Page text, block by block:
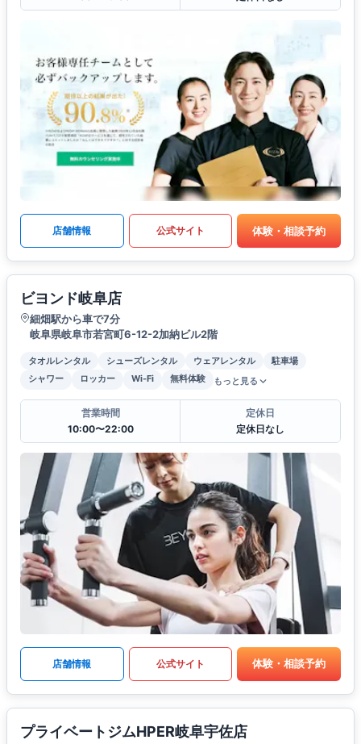
店舗情報 公式サイト 体験・相談予約
ビヨンド岐阜店
細畑駅から車で7分
岐阜県岐阜市若宮町6-12-2加納ビル2階
タオルレンタル シューズレンタル ウェアレンタル
駐車場
シャワー
ロッカー Wi-Fi 無料体験 もっと見る
営業時間
10:00〜22:00
定休日
定休日なし
店舗情報 公式サイト 体験・相談予約
プライベートジムHPER岐阜宇佐店